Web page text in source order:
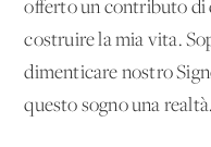
offerto un contributo di
costruire la mia vita.
dimenticare nostro
questo sogno una realtà.